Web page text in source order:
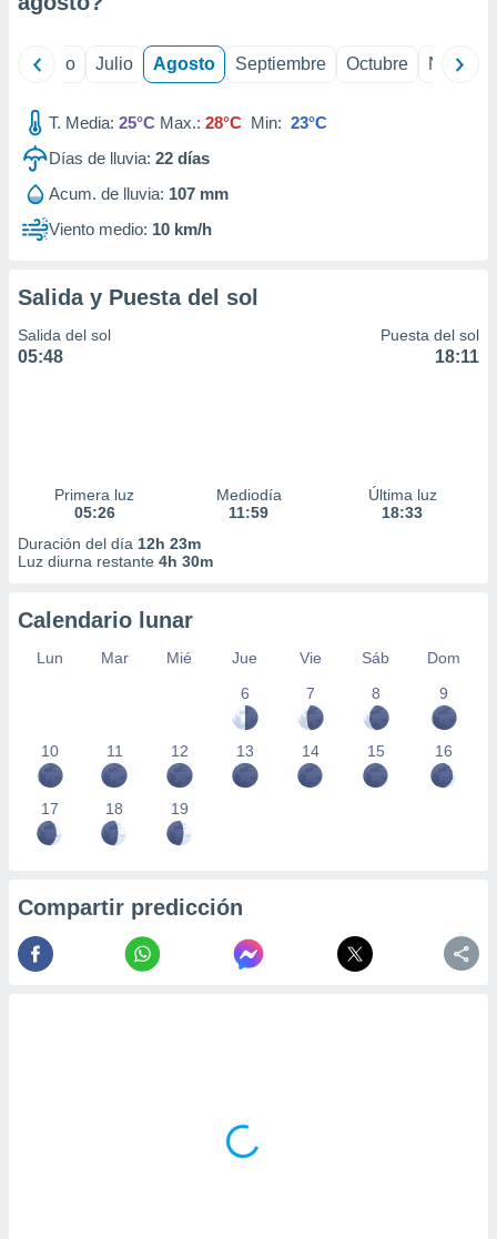
mediante
publicidad
publicidad
1199
Junio Julio Agosto Septiembre Octubre
T. Media: 25°C Max.: 28°C Min: 23°C
Días de lluvia: 22 días
Acum. de lluvia: 107 mm
Viento medio: 10 km/h
Salida y Puesta del sol
Salida del sol
05:48
Puesta del sol
18:11
Primera luz
05:26
Mediodía
11:59
Última luz
18:33
Duración del día 12h 23m
Luz diurna restante 4h 30m
Calendario lunar
Lun Mar Mié Jue Vie Sáb
Dom
6
7 8 9
10 11 12 13 14 15 16
17 18 19
Compartir predicción